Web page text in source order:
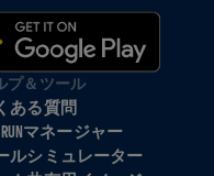
プ＆ツール
ある質問
RUNマネージャー
ルシミュレーター